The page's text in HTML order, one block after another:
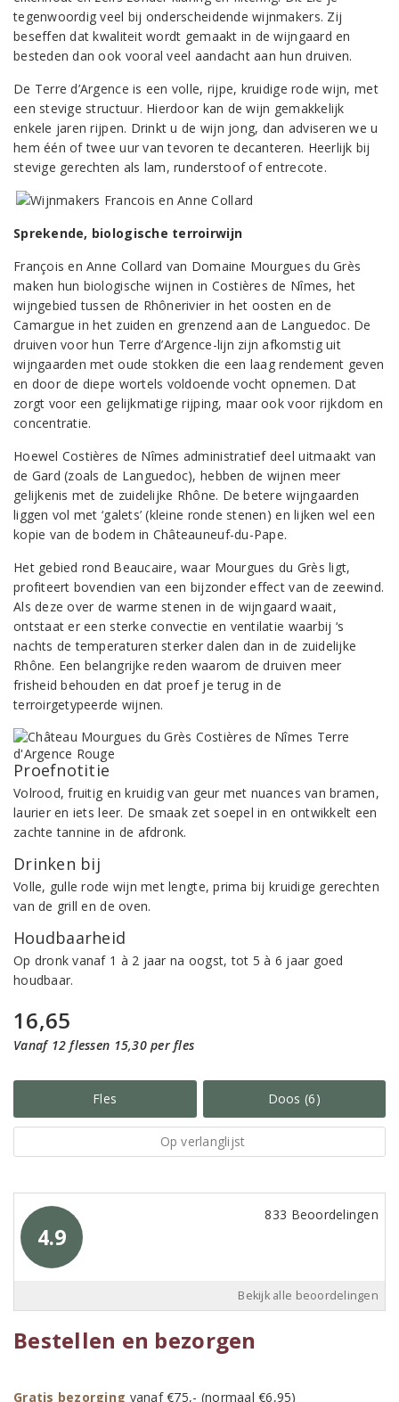
tegenwoordig veel bij onderscheidende wijnmakers. Zij
beseffen dat kwaliteit wordt gemaakt in de wijngaard en
besteden dan ook vooral veel aandacht aan hun druiven.
De Terre d’Argence is een volle, rijpe, kruidige rode wijn, met
een stevige structuur. Hierdoor kan de wijn gemakkelijk
enkele jaren rijpen. Drinkt u de wijn jong, dan adviseren we u
hem één of twee uur van tevoren te decanteren. Heerlijk bij
stevige gerechten als lam, runderstoof of entrecote.
Sprekende, biologische terroirwijn
François en Anne Collard van Domaine Mourgues du Grès
maken hun biologische wijnen in Costières de Nîmes, het
wijngebied tussen de Rhônerivier in het oosten en de
Camargue in het zuiden en grenzend aan de Languedoc. De
druiven voor hun Terre d’Argence-lijn zijn afkomstig uit
wijngaarden met oude stokken die een laag rendement geven
en door de diepe wortels voldoende vocht opnemen. Dat
zorgt voor een gelijkmatige rijping, maar ook voor rijkdom en
concentratie.
Hoewel Costières de Nîmes administratief deel uitmaakt van
de Gard (zoals de Languedoc), hebben de wijnen meer
gelijkenis met de zuidelijke Rhône. De betere wijngaarden
liggen vol met ‘galets’ (kleine ronde stenen) en lijken wel een
kopie van de bodem in Châteauneuf-du-Pape.
Het gebied rond Beaucaire, waar Mourgues du Grès ligt,
profiteert bovendien van een bijzonder effect van de zeewind.
Als deze over de warme stenen in de wijngaard waait,
ontstaat er een sterke convectie en ventilatie waarbij ‘s
nachts de temperaturen sterker dalen dan in de zuidelijke
Rhône. Een belangrijke reden waarom de druiven meer
frisheid behouden en dat proef je terug in de
terroirgetypeerde wijnen.
Proefnotitie
Volrood, fruitig en kruidig van geur met nuances van bramen,
laurier en iets leer. De smaak zet soepel in en ontwikkelt een
zachte tannine in de afdronk.
Drinken bij
Volle, gulle rode wijn met lengte, prima bij kruidige gerechten
van de grill en de oven.
Houdbaarheid
Op dronk vanaf 1 à 2 jaar na oogst, tot 5 à 6 jaar goed
houdbaar.
16,65
Vanaf 12 flessen 15,30 per fles
Fles Doos (6)
Op verlanglijst
4.9
833 Beoordelingen
Bekijk alle beoordelingen
Bestellen en bezorgen
Gratis bezorging vanaf €75,- (normaal €6,95)